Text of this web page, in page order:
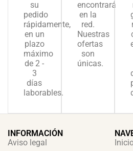
su
pedido
rápidamente,
en un
plazo
máximo
de 2 -
3
días
laborables.
encontrará
en la
red.
Nuestras
ofertas
son
únicas.
INFORMACIÓN
Aviso legal